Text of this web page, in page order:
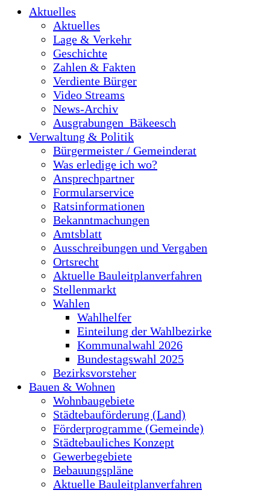
Aktuelles
Aktuelles
Lage & Verkehr
Geschichte
Zahlen & Fakten
Verdiente Bürger
Video Streams
News-Archiv
Ausgrabungen_Bäkeesch
Verwaltung & Politik
Bürgermeister / Gemeinderat
Was erledige ich wo?
Ansprechpartner
Formularservice
Ratsinformationen
Bekanntmachungen
Amtsblatt
Ausschreibungen und Vergaben
Ortsrecht
Aktuelle Bauleitplanverfahren
Stellenmarkt
Wahlen
Wahlhelfer
Einteilung der Wahlbezirke
Kommunalwahl 2026
Bundestagswahl 2025
Bezirksvorsteher
Bauen & Wohnen
Wohnbaugebiete
Städtebauförderung (Land)
Förderprogramme (Gemeinde)
Städtebauliches Konzept
Gewerbegebiete
Bebauungspläne
Aktuelle Bauleitplanverfahren